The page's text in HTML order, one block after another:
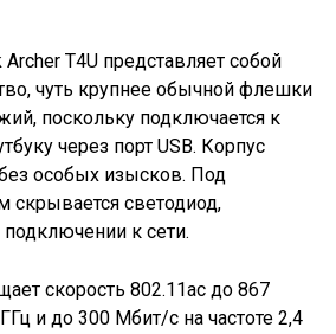
T4U представляет собой
чуть крупнее обычной флешки
поскольку подключается к
через порт USB. Корпус
особых изысков. Под
скрывается светодиод,
к сети.
скорость 802.11ac до 867
и до 300 Мбит/с на частоте 2,4